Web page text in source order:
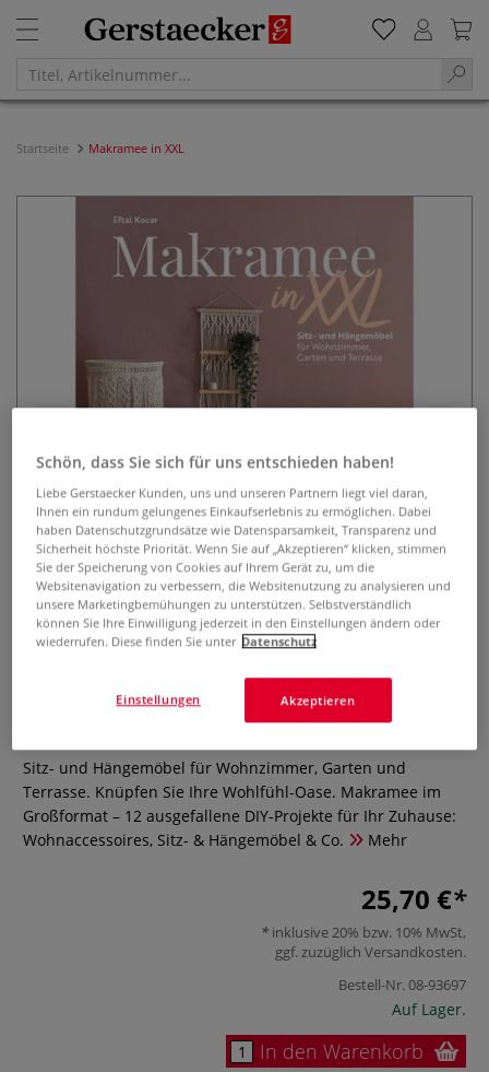
Startseite Makramee in XXL
Makramee in XXL
0 Bewertungen
Sitz- und Hängemöbel für Wohnzimmer, Garten und
Terrasse. Knüpfen Sie Ihre Wohlfühl-Oase. Makramee im
Großformat – 12 ausgefallene DIY-Projekte für Ihr Zuhause:
Wohnaccessoires, Sitz- & Hängemöbel & Co.
Mehr
25,70 €
inklusive 20% bzw. 10% MwSt,
ggf. zuzüglich Versandkosten.
Bestell-Nr.08-93697
Auf Lager.
In den Warenkorb
Schön, dass Sie sich für uns entschieden haben!
Liebe Gerstaecker Kunden, uns und unseren Partnern liegt viel daran,
Ihnen ein rundum gelungenes Einkaufserlebnis zu ermöglichen. Dabei
haben Datenschutzgrundsätze wie Datensparsamkeit, Transparenz und
Sicherheit höchste Priorität. Wenn Sie auf „Akzeptieren“ klicken, stimmen
Sie der Speicherung von Cookies auf Ihrem Gerät zu, um die
Websitenavigation zu verbessern, die Websitenutzung zu analysieren und
unsere Marketingbemühungen zu unterstützen. Selbstverständlich
können Sie Ihre Einwilligung jederzeit in den Einstellungen ändern oder
wiederrufen. Diese finden Sie unter Datenschutz
Akzeptieren
Einstellungen